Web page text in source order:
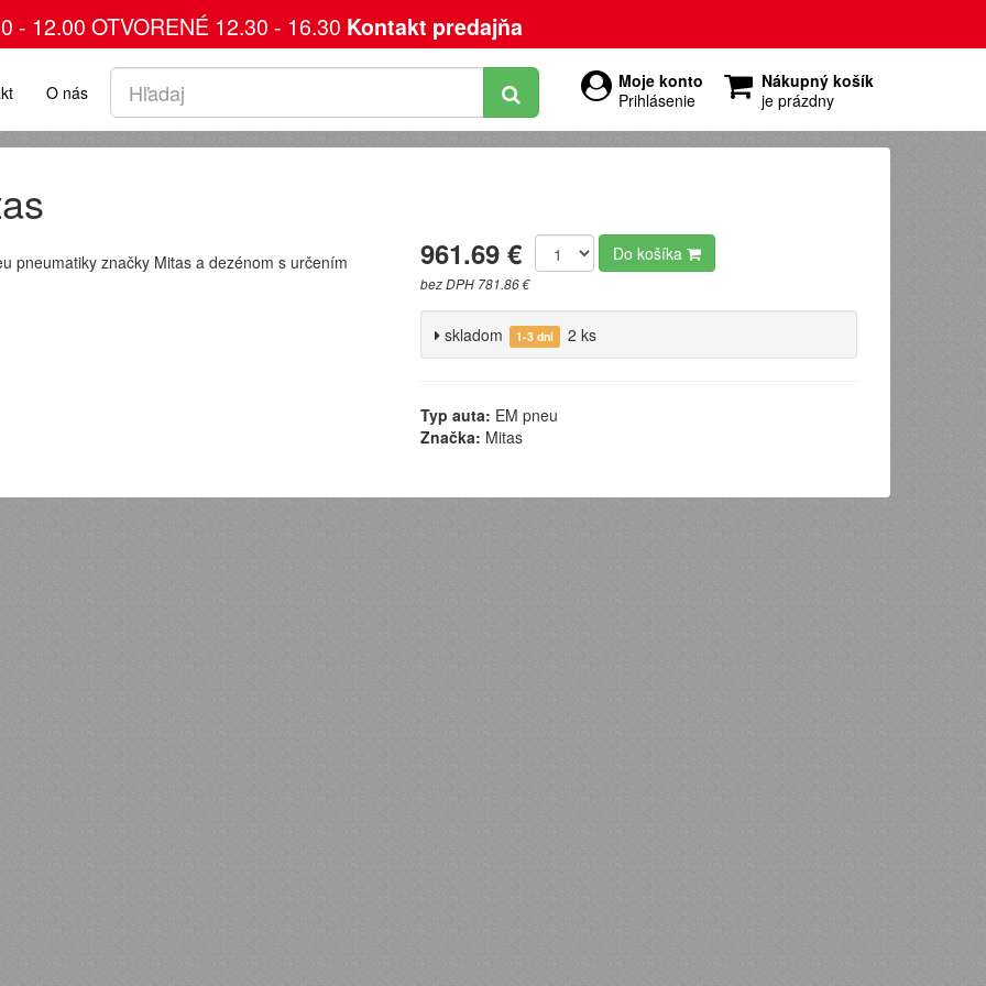
- 12.00 OTVORENÉ 12.30 - 16.30 Kontakt predajňa
Moje konto
Prihlásenie
Nákupný košík
je prázdny
O nás
pneumatiky značky Mitas a dezénom s určením 961.69 €
bez DPH 781.86 €
Do košíka
skladom 1-3 dni 2 ks
Typ auta: EM pneu
Značka: Mitas